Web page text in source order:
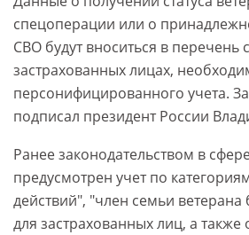
спецоперации или о
СВО будут вноситься в перечень
застрахованных лицах,
персонифицированного учета.
подписал президент России
Ранее законодательством в
предусмотрен учет по
действий", "член семьи ветерана
для застрахованных лиц, а также